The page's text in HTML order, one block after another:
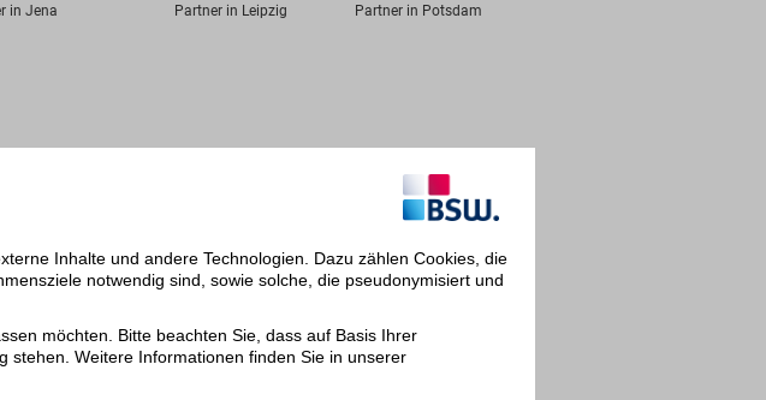
in Jena Partner in Leipzig Partner in Potsdam
Inhalte und andere Technologien. Dazu zählen Cookies, die
notwendig sind, sowie solche, die pseudonymisiert und
möchten. Bitte beachten Sie, dass auf Basis Ihrer
stehen. Weitere Informationen finden Sie in unserer